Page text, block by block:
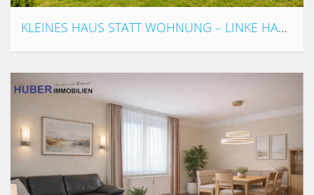
KLEINES HAUS STATT WOHNUNG – LINKE HAUSHÄLFTE MIT GARTEN, KELLER & GARAGE NUR CA. 6 KM VON LINZ/ST. MAGDALENA ENTFERNT